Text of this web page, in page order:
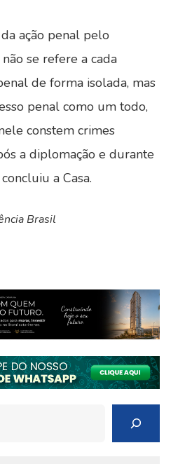
da ação penal pelo
se refere a cada
de forma isolada, mas
penal como um todo,
constem crimes
a diplomação e durante
a Casa.
Brasil